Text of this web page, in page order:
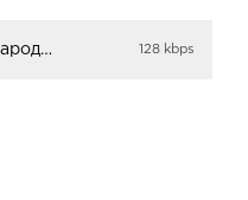
Эльбрус Джанмирзоев - Чародейка 128 kbps